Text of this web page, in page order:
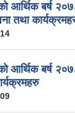
आर्थिक बर्ष
तथा
आर्थिक बर्ष